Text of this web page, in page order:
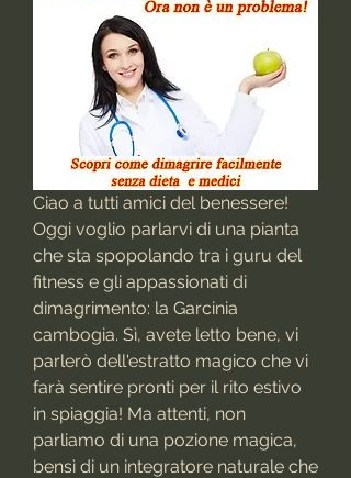
Ciao a tutti amici del benessere!
Oggi voglio parlarvi di una pianta
che sta spopolando tra i guru del
fitness e gli appassionati di
dimagrimento: la Garcinia
cambogia. Sì, avete letto bene, vi
parlerò dell'estratto magico che vi
farà sentire pronti per il rito estivo
in spiaggia! Ma attenti, non
parliamo di una pozione magica,
bensì di un integratore naturale che